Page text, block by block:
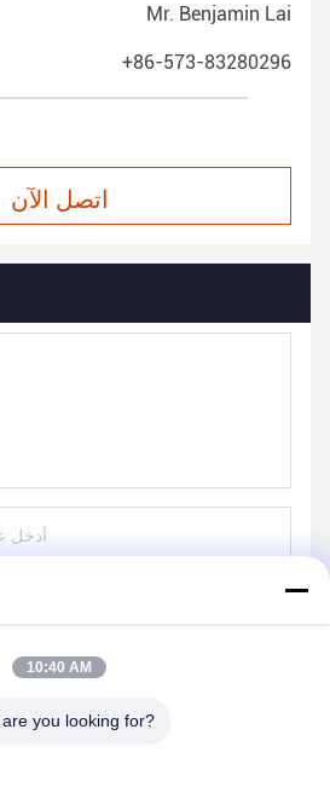
Mr. Benjamin Lai
+86-573-83280296
اتصل الآن
ارسل
10:40 AM
you looking for?